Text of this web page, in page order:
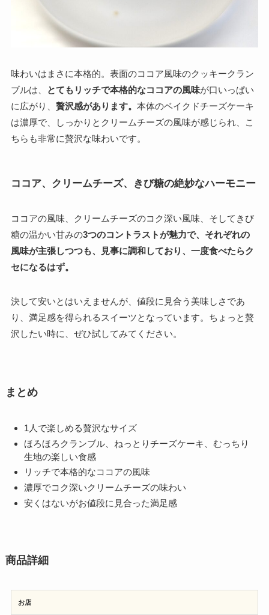
味わいはまさに本格的。表面のココア風味のクッキークラン
ブルは、
とてもリッチで本格的なココアの風味が口いっぱい
に広がり、 贅沢感があります。 本体のベイクドチーズケーキ
は濃厚で、しっかりとクリームチーズの風味が感じられ、こ
ちらも非常に贅沢な味わいです。
ココア、クリームチーズ、きび糖の絶妙なハーモニー
ココアの風味、クリームチーズのコク深い風味、そしてきび
糖の温かい甘みの3つのコントラストが魅力で、それぞれの
風味が主張しつつも、見事に調和しており、一度食べたらク
セになるはず。
決して安いとはいえませんが、値段に見合う美味しさであ
り、満足感を得られるスイーツとなっています。ちょっと贅
沢したい時に、ぜひ試してみてください。
まとめ
1人で楽しめる贅沢なサイズ
ほろほろクランブル、ねっとりチーズケーキ、むっちり
生地の楽しい食感
リッチで本格的なココアの風味
濃厚でコク深いクリームチーズの味わい
安くはないがお値段に見合った満足感
商品詳細
お店